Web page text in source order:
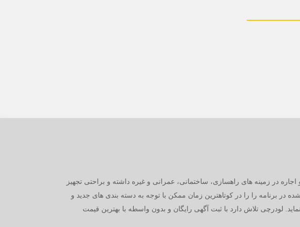
در زمینه های راهسازی، ساختمانی، عمرانی و غیره داشته و براحتی تجهیز
در برنامه را را در کوتاهترین زمان ممکن با توجه به دسته بندی های جدید و
لودرچی تلاش دارد با ثبت آگهی رایگان و بدون واسطه با بهترین قیمت